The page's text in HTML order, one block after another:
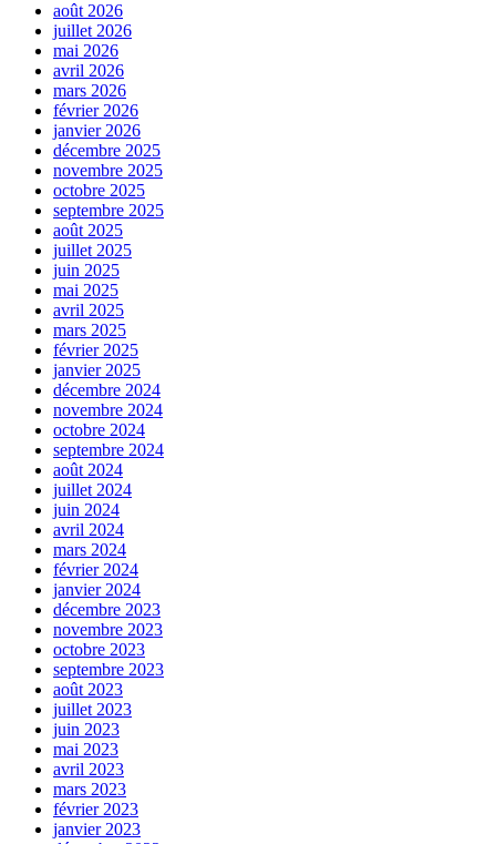
août 2026
juillet 2026
mai 2026
avril 2026
mars 2026
février 2026
janvier 2026
décembre 2025
novembre 2025
octobre 2025
septembre 2025
août 2025
juillet 2025
juin 2025
mai 2025
avril 2025
mars 2025
février 2025
janvier 2025
décembre 2024
novembre 2024
octobre 2024
septembre 2024
août 2024
juillet 2024
juin 2024
avril 2024
mars 2024
février 2024
janvier 2024
décembre 2023
novembre 2023
octobre 2023
septembre 2023
août 2023
juillet 2023
juin 2023
mai 2023
avril 2023
mars 2023
février 2023
janvier 2023